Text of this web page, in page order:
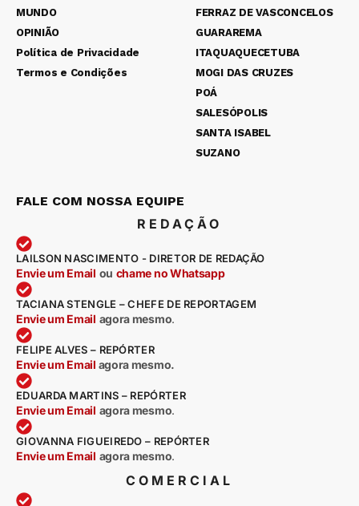
MUNDO
OPINIÃO
Política de Privacidade
Termos e Condições
FERRAZ DE VASCONCELOS
GUARAREMA
ITAQUAQUECETUBA
MOGI DAS CRUZES
POÁ
SALESÓPOLIS
SANTA ISABEL
SUZANO
FALE COM NOSSA EQUIPE
REDAÇÃO
LAILSON NASCIMENTO - DIRETOR DE REDAÇÃO
Envie um Email ou chame no Whatsapp
TACIANA STENGLE – CHEFE DE REPORTAGEM
Envie um Email agora mesmo.
FELIPE ALVES – REPÓRTER
Envie um Email agora mesmo.
EDUARDA MARTINS – REPÓRTER
Envie um Email agora mesmo.
GIOVANNA FIGUEIREDO – REPÓRTER
Envie um Email agora mesmo.
COMERCIAL